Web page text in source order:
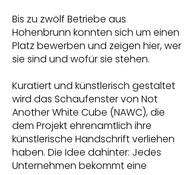
Bis zu zwölf Betriebe aus
Hohenbrunn konnten sich um einen
Platz bewerben und zeigen hier, wer
sie sind und wofür sie stehen.
Kuratiert und künstlerisch gestaltet
wird das Schaufenster von Not
Another White Cube (NAWC), die
dem Projekt ehrenamtlich ihre
künstlerische Handschrift verliehen
haben. Die Idee dahinter: Jedes
Unternehmen bekommt eine